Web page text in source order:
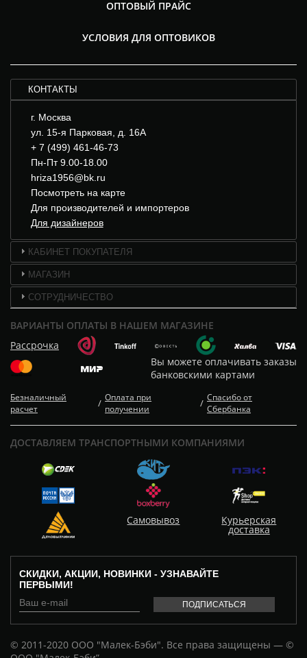
ОПТОВЫЙ ПРАЙС
УСЛОВИЯ ДЛЯ ОПТОВИКОВ
КОНТАКТЫ
г. Москва
ул. 15-я Парковая, д. 16А
+ 7 (499) 461-46-73
Пн-Пт 9.00-18.00
hriza1956@bk.ru
Посмотреть на карте
Для производителей и импортеров
Для дизайнеров
КАБИНЕТ ПОКУПАТЕЛЯ
МАГАЗИН
СОТРУДНИЧЕСТВО
ВАРИАНТЫ ОПЛАТЫ В НАШЕМ МАГАЗИНЕ
Рассрочка
Вы можете оплачивать заказы
банковскими картами
Безналичный
расчет
/ Оплата при
получении
/ Спасибо от
Сбербанка
СКИДКИ, АКЦИИ, НОВИНКИ - УЗНАВАЙТЕ
ПЕРВЫМИ!
© 2011-2020 ООО "Малек-Бэби". Все права защищены — ©
ДОСТАВЛЯЕМ ТРАНСПОРТНЫМИ КОМПАНИЯМИ
Самовывоз Курьерская
доставка